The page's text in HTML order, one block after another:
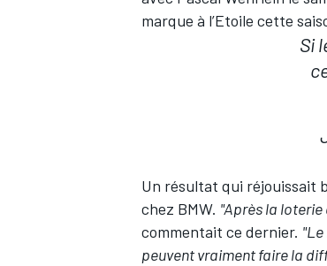
marque à l’Etoile cette
Si
Un résultat qui réjouissait
chez BMW. "Après la
commentait ce dernier.
peuvent vraiment faire la